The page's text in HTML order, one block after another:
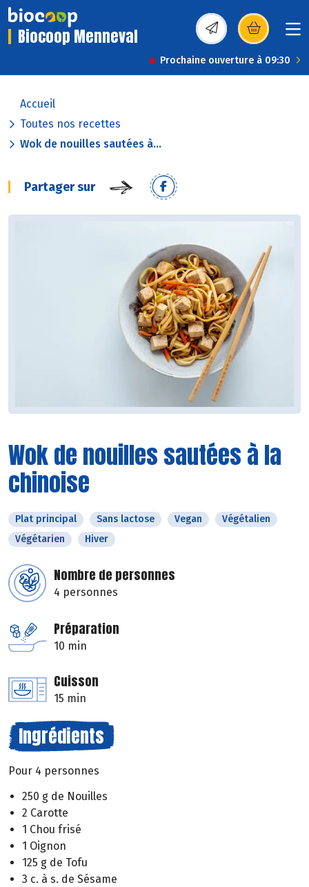
Biocoop Menneval (s’ouvre dans une
Prochaine ouverture à 09:30
Accueil
Toutes nos recettes
Wok de nouilles sautées à...
Partager sur
Wok de nouilles sautées à la
chinoise
Plat principal Sans lactose Vegan
Végétalien
Végétarien
Hiver
Nombre de personnes
4 personnes
Préparation
10 min
Cuisson
15 min
Ingrédients
Pour 4 personnes
250 g de Nouilles
2 Carotte
1 Chou frisé
1 Oignon
125 g de Tofu
3 c. à s. de Sésame